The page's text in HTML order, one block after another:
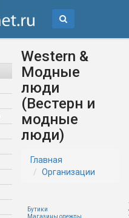
Western &
Модные
люди
(Вестерн и
модные
люди)
Главная
Организации
Бутики
Магазины одежды